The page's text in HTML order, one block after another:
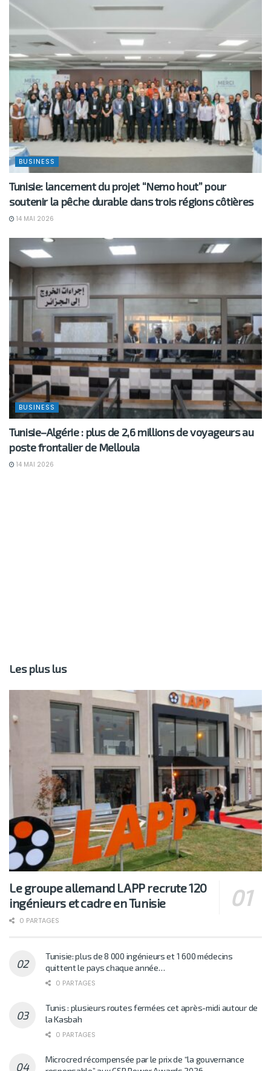
BUSINESS
Tunisie: lancement du projet “Nemo hout” pour
soutenir la pêche durable dans trois régions côtières
14 MAI 2026
BUSINESS
Tunisie–Algérie : plus de 2,6 millions de voyageurs au
poste frontalier de Melloula
14 MAI 2026
Les plus lus
Le groupe allemand LAPP recrute 120
ingénieurs et cadre en Tunisie
0 PARTAGES
Tunisie: plus de 8 000 ingénieurs et 1 600 médecins
quittent le pays chaque année…
0 PARTAGES
Tunis : plusieurs routes fermées cet après-midi autour de
la Kasbah
0 PARTAGES
Microcred récompensée par le prix de “la gouvernance